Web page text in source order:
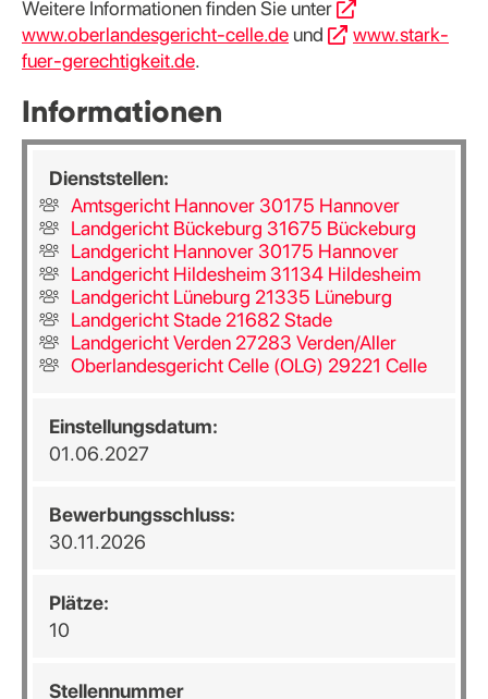
Weitere Informationen finden Sie unter
www.oberlandesgericht-celle.de und
www.stark-
fuer-gerechtigkeit.de.
Informationen
Dienststellen:
Amtsgericht Hannover 30175 Hannover
Landgericht Bückeburg 31675 Bückeburg
Landgericht Hannover 30175 Hannover
Landgericht Hildesheim 31134 Hildesheim
Landgericht Lüneburg 21335 Lüneburg
Landgericht Stade 21682 Stade
Landgericht Verden 27283 Verden/Aller
Oberlandesgericht Celle (OLG) 29221 Celle
Einstellungsdatum:
01.06.2027
Bewerbungsschluss:
30.11.2026
Plätze:
10
Stellennummer